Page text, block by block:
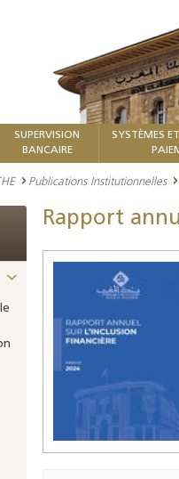
SUPERVISION
BANCAIRE
SYSTÈMES
Publications Institutionnelles
Rapport